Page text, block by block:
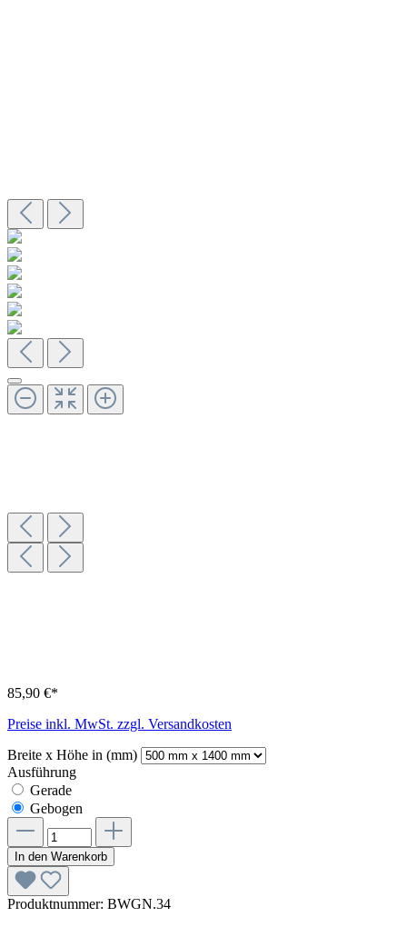
85,90 €*
Preise inkl. MwSt. zzgl. Versandkosten
Breite x Höhe in (mm)
Ausführung
Gerade
Gebogen
In den Warenkorb
Produktnummer: BWGN.34